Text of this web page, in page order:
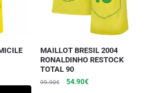
MAILLOT BRESIL 2004
RONALDINHO RESTOCK
TOTAL 90
99.90€ 54.90€